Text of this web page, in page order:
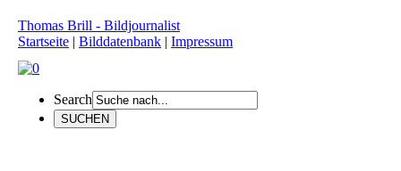
Thomas Brill - Bildjournalist
Startseite | Bilddatenbank | Impressum
Search